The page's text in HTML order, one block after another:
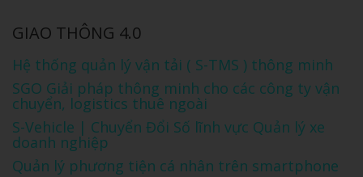
GIAO THÔNG 4.0
Hệ thống quản lý vận tải ( S-TMS ) thông minh
SGO Giải pháp thông minh cho các công ty vận
chuyển, logistics thuê ngoài
S-Vehicle | Chuyển Đổi Số lĩnh vực Quản lý xe
doanh nghiệp
Quản lý phương tiện cá nhân trên smartphone